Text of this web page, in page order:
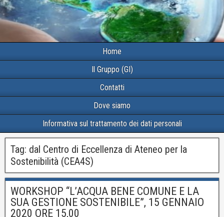
Home
Il Gruppo (GI)
Contatti
Dove siamo
Informativa sul trattamento dei dati personali
Tag: dal Centro di Eccellenza di Ateneo per la
Sostenibilità (CEA4S)
WORKSHOP “L’ACQUA BENE COMUNE E LA
SUA GESTIONE SOSTENIBILE”, 15 GENNAIO
2020 ORE 15,00